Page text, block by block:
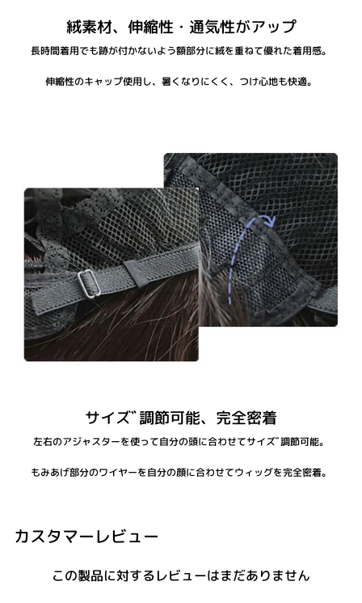
絨素材、伸縮性・通気性がアップ
長時間着用でも跡が付かないよう額部分に絨を重ねて優れた着用感。
伸縮性のキャップ使用し、暑くなりにくく、つけ心地も快適。
サイズﾞ調節可能、完全密着
左右のアジャスターを使って自分の頭に合わせてサイズﾞ調節可能。
もみあげ部分のワイヤーを自分の顔に合わせてウィッグを完全密着。
カスタマーレビュー
この製品に対するレビューはまだありません